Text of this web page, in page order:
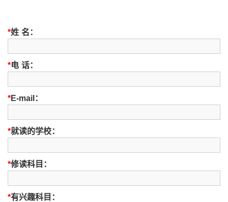
*姓 名：
*电 话：
*E-mail：
*就读的学校：
*修读科目：
*有兴趣科目：